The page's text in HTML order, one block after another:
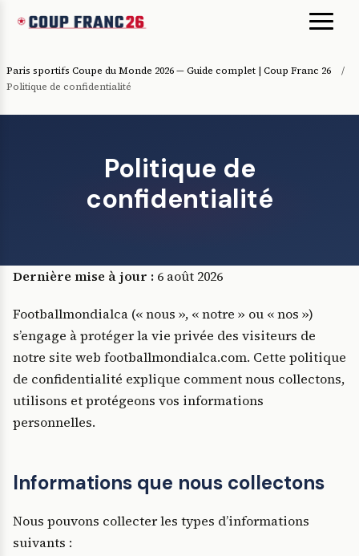
Paris sportifs Coupe du Monde 2026 — Guide complet | Coup Franc 26
/
Politique de confidentialité
Politique de
confidentialité
Dernière mise à jour : 6 août 2026
Footballmondialca (« nous », « notre » ou « nos »)
s’engage à protéger la vie privée des visiteurs de
notre site web footballmondialca.com. Cette politique
de confidentialité explique comment nous collectons,
utilisons et protégeons vos informations
personnelles.
Informations que nous collectons
Nous pouvons collecter les types d’informations
suivants :